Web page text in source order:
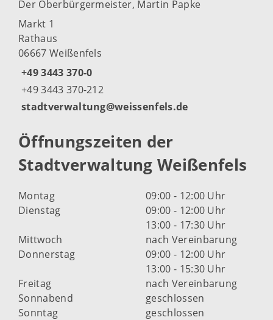
Der Oberbürgermeister, Martin Papke
Markt 1
Rathaus
06667 Weißenfels
+49 3443 370-0
+49 3443 370-212
stadtverwaltung@weissenfels.de
Öffnungszeiten der
Stadtverwaltung Weißenfels
Montag
09:00 - 12:00 Uhr
Dienstag
09:00 - 12:00 Uhr
13:00 - 17:30 Uhr
Mittwoch
nach Vereinbarung
Donnerstag
09:00 - 12:00 Uhr
13:00 - 15:30 Uhr
Freitag
nach Vereinbarung
Sonnabend
geschlossen
Sonntag
geschlossen